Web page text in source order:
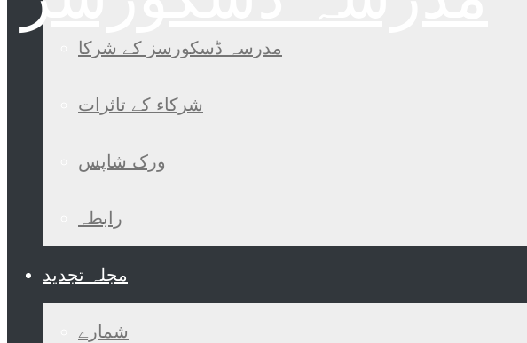
مدرسہ ڈسکورسز کے شرکا
شرکاء کے تاثرات
ورک شاپس
رابطہ
مجلہ تجدید
شمارے